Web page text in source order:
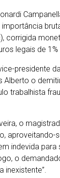
corrigida
legais de 1%
presidente
Alberto o
trabalhista
o
indevida
o
inexistente”.